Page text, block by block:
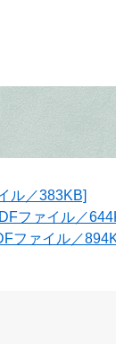
ル／383KB]
ファイル／
ファイル／